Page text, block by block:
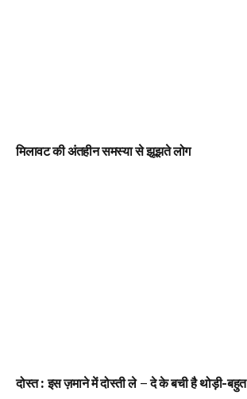
मिलावट की अंतहीन समस्या से झूझते लोग
दोस्त : इस ज़माने में दोस्ती ले – दे के बची है थोड़ी-बहुत